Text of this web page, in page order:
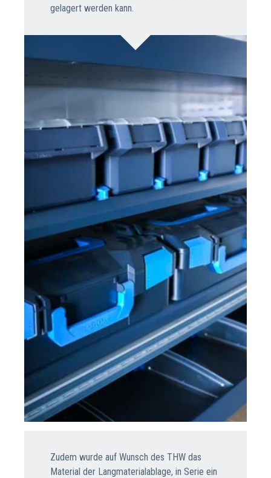
gelagert werden kann.
Zudem wurde auf Wunsch des THW das
Material der Langmaterialablage, in Serie ein